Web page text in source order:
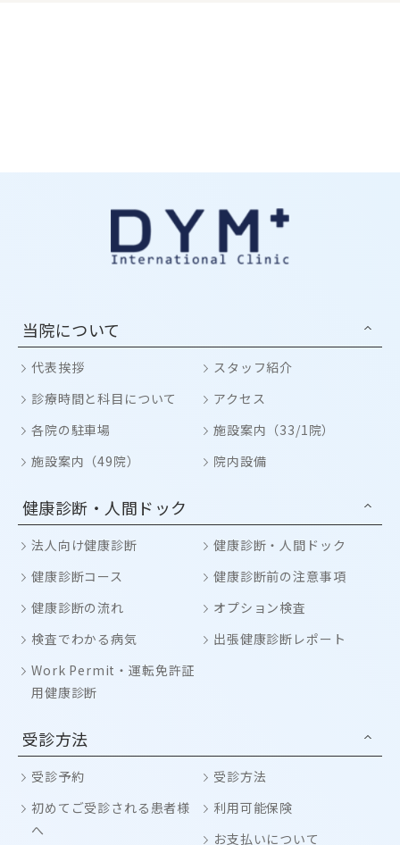
当院について
代表挨拶
スタッフ紹介
診療時間と科目について
アクセス
各院の駐車場
施設案内（33/1院）
施設案内（49院）
院内設備
健康診断・人間ドック
法人向け健康診断
健康診断・人間ドック
健康診断コース
健康診断前の注意事項
健康診断の流れ
オプション検査
検査でわかる病気
出張健康診断レポート
Work Permit・運転免許証
用健康診断
受診方法
受診予約
受診方法
初めてご受診される患者様
へ
利用可能保険
お支払いについて